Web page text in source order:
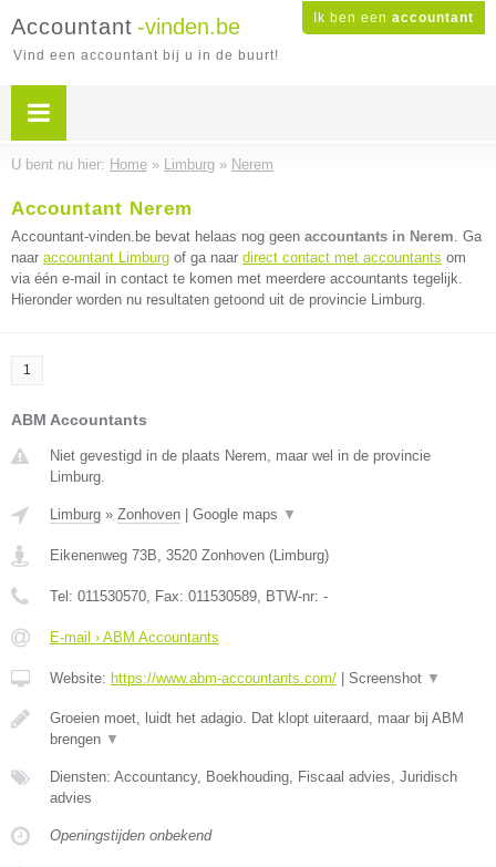
Ik ben een accountant
Accountant -vinden.be
Vind een accountant bij u in de buurt!
U bent nu hier: Home » Limburg » Nerem
Accountant Nerem
Accountant-vinden.be bevat helaas nog geen accountants in Nerem. Ga
naar accountant Limburg of ga naar direct contact met accountants om
via één e-mail in contact te komen met meerdere accountants tegelijk.
Hieronder worden nu resultaten getoond uit de provincie Limburg.
1
ABM Accountants
Niet gevestigd in de plaats Nerem, maar wel in de provincie
Limburg.
Limburg » Zonhoven Google maps ▼
Eikenenweg 73B, 3520 Zonhoven (Limburg)
Tel: 011530570, Fax: 011530589, BTW-nr: -
E-mail › ABM Accountants
Website: https://www.abm-accountants.com/ Screenshot ▼
Groeien moet, luidt het adagio. Dat klopt uiteraard, maar bij ABM
brengen ▼
Diensten: Accountancy, Boekhouding, Fiscaal advies, Juridisch
advies
Openingstijden onbekend